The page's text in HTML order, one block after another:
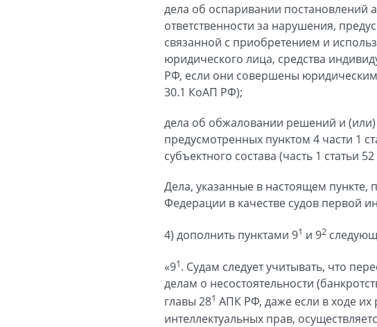
дела об оспаривании постановлений
ответственности за нарушения,
связанной с приобретением и
юридического лица, средства
РФ, если они совершены
30.1 КоАП РФ);
дела об обжаловании решений и
предусмотренных пунктом 4 части 1
субъектного состава (часть 1 статьи
Дела, указанные в настоящем
Федерации в качестве судов первой
4) дополнить пунктами 91 и 92
«91. Судам следует учитывать, что
делам о несостоятельности
главы 281 АПК РФ, даже если в ходе
интеллектуальных прав,